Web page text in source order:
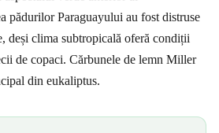
pădurilor Paraguayului au fost distruse
deși clima subtropicală oferă condiții
de copaci. Cărbunele de lemn Miller
din eukaliptus.